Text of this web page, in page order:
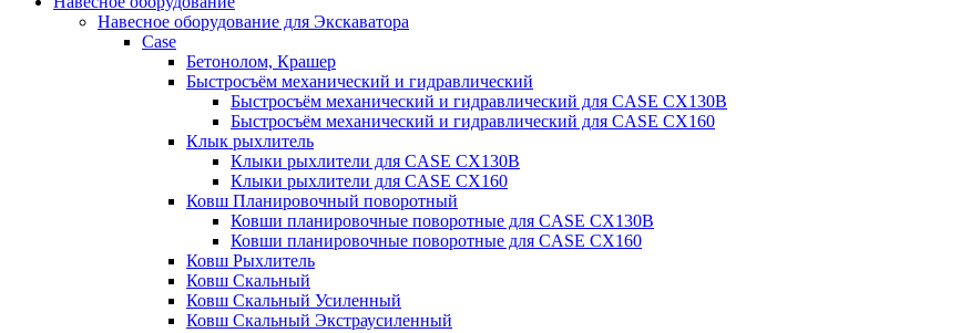
Навесное оборудование для Экскаватора
Case
Бетонолом, Крашер
Быстросъём механический и гидравлический
Быстросъём механический и гидравлический для CASE CX130B
Быстросъём механический и гидравлический для CASE CX160
Клык рыхлитель
Клыки рыхлители для CASE CX130B
Клыки рыхлители для CASE CX160
Ковш Планировочный поворотный
Ковши планировочные поворотные для CASE CX130B
Ковши планировочные поворотные для CASE CX160
Ковш Рыхлитель
Ковш Скальный
Ковш Скальный Усиленный
Ковш Скальный Экстраусиленный